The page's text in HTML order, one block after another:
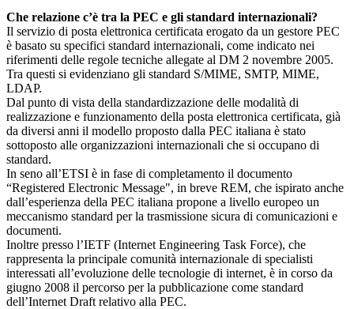
Che relazione c’è tra la PEC e gli standard internazionali?
Il servizio di posta elettronica certificata erogato da un gestore PEC
è basato su specifici standard internazionali, come indicato nei
riferimenti delle regole tecniche allegate al DM 2 novembre 2005.
Tra questi si evidenziano gli standard S/MIME, SMTP, MIME,
LDAP.
Dal punto di vista della standardizzazione delle modalità di
realizzazione e funzionamento della posta elettronica certificata, già
da diversi anni il modello proposto dalla PEC italiana è stato
sottoposto alle organizzazioni internazionali che si occupano di
standard.
In seno all’ETSI è in fase di completamento il documento
“Registered Electronic Message", in breve REM, che ispirato anche
dall’esperienza della PEC italiana propone a livello europeo un
meccanismo standard per la trasmissione sicura di comunicazioni e
documenti.
Inoltre presso l’IETF (Internet Engineering Task Force), che
rappresenta la principale comunità internazionale di specialisti
interessati all’evoluzione delle tecnologie di internet, è in corso da
giugno 2008 il percorso per la pubblicazione come standard
dell’Internet Draft relativo alla PEC.